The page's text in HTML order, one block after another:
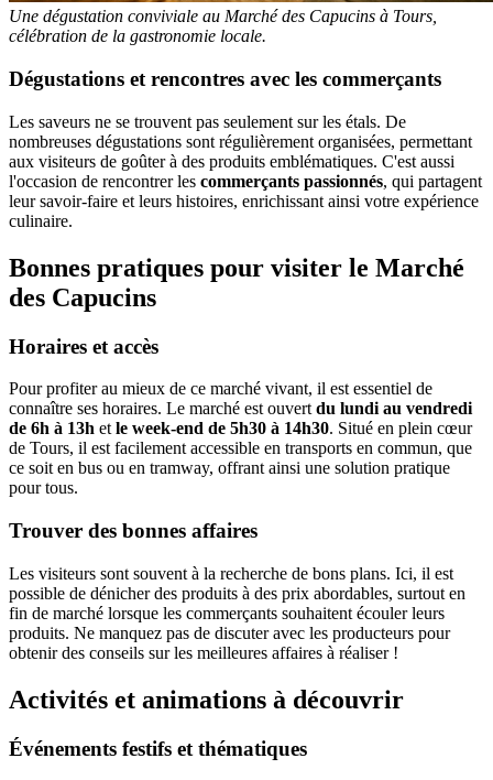
Une dégustation conviviale au Marché des Capucins à Tours,
célébration de la gastronomie locale.
Dégustations et rencontres avec les commerçants
Les saveurs ne se trouvent pas seulement sur les étals. De
nombreuses dégustations sont régulièrement organisées, permettant
aux visiteurs de goûter à des produits emblématiques. C'est aussi
l'occasion de rencontrer les commerçants passionnés, qui partagent
leur savoir-faire et leurs histoires, enrichissant ainsi votre expérience
culinaire.
Bonnes pratiques pour visiter le Marché
des Capucins
Horaires et accès
Pour profiter au mieux de ce marché vivant, il est essentiel de
connaître ses horaires. Le marché est ouvert du lundi au vendredi
de 6h à 13h et le week-end de 5h30 à 14h30. Situé en plein cœur
de Tours, il est facilement accessible en transports en commun, que
ce soit en bus ou en tramway, offrant ainsi une solution pratique
pour tous.
Trouver des bonnes affaires
Les visiteurs sont souvent à la recherche de bons plans. Ici, il est
possible de dénicher des produits à des prix abordables, surtout en
fin de marché lorsque les commerçants souhaitent écouler leurs
produits. Ne manquez pas de discuter avec les producteurs pour
obtenir des conseils sur les meilleures affaires à réaliser !
Activités et animations à découvrir
Événements festifs et thématiques